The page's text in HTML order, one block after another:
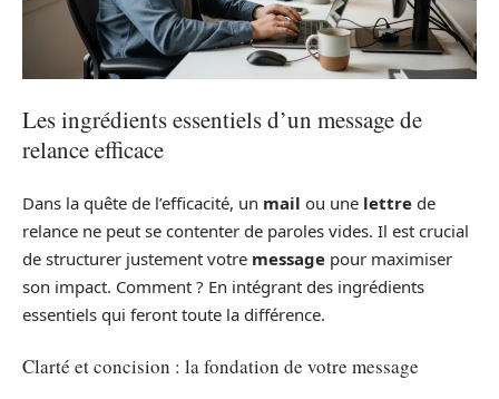
Les ingrédients essentiels d’un message de
relance efficace
Dans la quête de l’efficacité, un mail ou une lettre de
relance ne peut se contenter de paroles vides. Il est crucial
de structurer justement votre message pour maximiser
son impact. Comment ? En intégrant des ingrédients
essentiels qui feront toute la différence.
Clarté et concision : la fondation de votre message